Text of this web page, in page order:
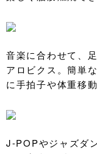
音楽に合わせて、
アロビクス。簡単
に手拍子や体重移
J-POPやジャズダ